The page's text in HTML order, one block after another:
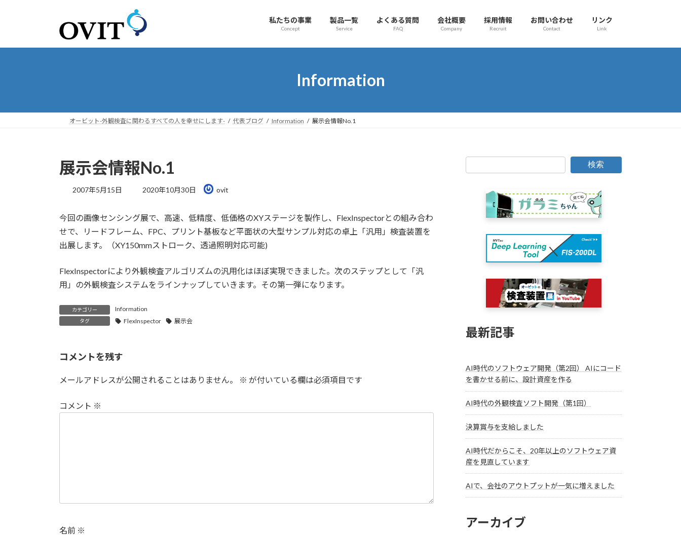
プ
動
私たちの事業
Concept
製品一覧
Service
よくある質問
FAQ
会社概要
Company
採用情報
Recruit
お問い合わせ
Contact
リンク
Link
Information
オービット-外観検査に関わるすべての人を幸せにします- 代表ブログ Information 展示会情報No.1
展示会情報No.1
2007年5月15日
最
新
日
:
2020年10月30日 ovit
今回の画像センシング展で、高速、低精度、低価格のXYステージを製作し、FlexInspectorとの組み合わ
せで、リードフレーム、FPC、プリント基板など平面状の大型サンプル対応の卓上「汎用」検査装置を
出展します。（XY150mmストローク、透過照明対応可能)
FlexInspectorにより外観検査アルゴリズムの汎用化はほぼ実現できました。次のステップとして「汎
用」の外観検査システムをラインナップしていきます。その第一弾になります。
カテゴリー Information
タグ FlexInspector 展示会
コメントを残す
メールアドレスが公開されることはありません。 ※ が付いている欄は必須項目です
コメント ※
名前 ※
検索
最新記事
AI時代のソフトウェア開発（第2回） AIにコード
を書かせる前に、設計資産を作る
AI時代の外観検査ソフト開発（第1回）
決算賞与を支給しました
AI時代だからこそ、20年以上のソフトウェア資
産を見直しています
AIで、会社のアウトプットが一気に増えました
アーカイブ